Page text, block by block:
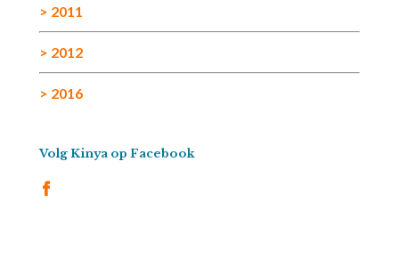
> 2011
> 2012
> 2016
Volg Kinya op Facebook